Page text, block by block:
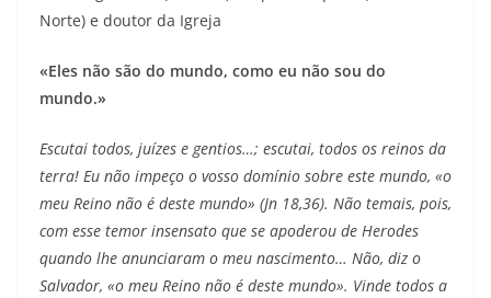
Norte) e doutor da Igreja
«Eles não são do mundo, como eu não sou do
mundo.»
Escutai todos, juízes e gentios…; escutai, todos os reinos da
terra! Eu não impeço o vosso domínio sobre este mundo, «o
meu Reino não é deste mundo» (Jn 18,36). Não temais, pois,
com esse temor insensato que se apoderou de Herodes
quando lhe anunciaram o meu nascimento… Não, diz o
Salvador, «o meu Reino não é deste mundo». Vinde todos a